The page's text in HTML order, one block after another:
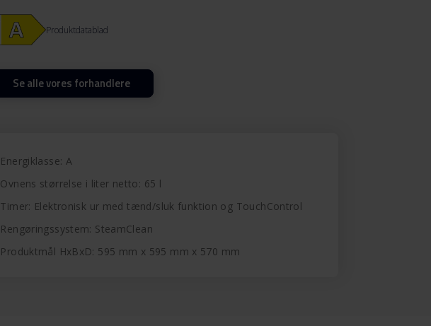
Produktdatablad
Se alle vores forhandlere
Energiklasse: A
Ovnens størrelse i liter netto: 65 l
Timer: Elektronisk ur med tænd/sluk funktion og TouchControl
Rengøringssystem: SteamClean
Produktmål HxBxD: 595 mm x 595 mm x 570 mm